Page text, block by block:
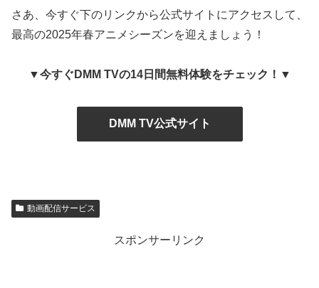
さあ、今すぐ下のリンクから公式サイトにアクセスして、
最高の2025年春アニメシーズンを迎えましょう！
▼今すぐDMM TVの14日間無料体験をチェック！▼
DMM TV公式サイト
動画配信サービス
スポンサーリンク